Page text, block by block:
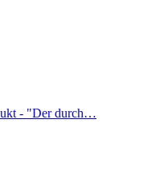
- "Der durch…